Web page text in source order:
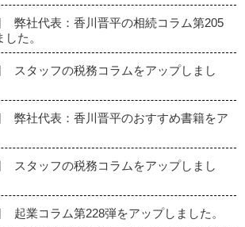
弊社代表：香川晋平の相続コラム第205
た。
スタッフの税務コラムをアップしまし
弊社代表：香川晋平のおすすめ書籍をア
スタッフの税務コラムをアップしまし
起業コラム第228弾をアップしました。